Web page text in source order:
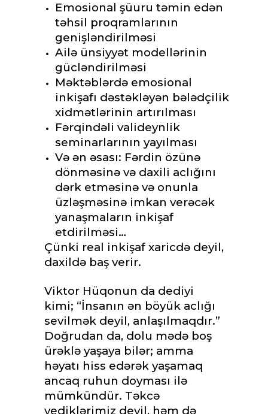
Emosional şüuru təmin edən
təhsil proqramlarının
genişləndirilməsi
Ailə ünsiyyət modellərinin
gücləndirilməsi
Məktəblərdə emosional
inkişafı dəstəkləyən bələdçilik
xidmətlərinin artırılması
Fərqindəli valideynlik
seminarlarının yayılması
Və ən əsası: Fərdin özünə
dönməsinə və daxili aclığını
dərk etməsinə və onunla
üzləşməsinə imkan verəcək
yanaşmaların inkişaf
etdirilməsi…
Çünki real inkişaf xaricdə deyil,
daxildə baş verir.
Viktor Hüqonun da dediyi
kimi; “İnsanın ən böyük aclığı
sevilmək deyil, anlaşılmaqdır.”
Doğrudan da, dolu mədə boş
ürəklə yaşaya bilər; amma
həyatı hiss edərək yaşamaq
ancaq ruhun doyması ilə
mümkündür. Təkcə
yediklərimiz deyil, həm də